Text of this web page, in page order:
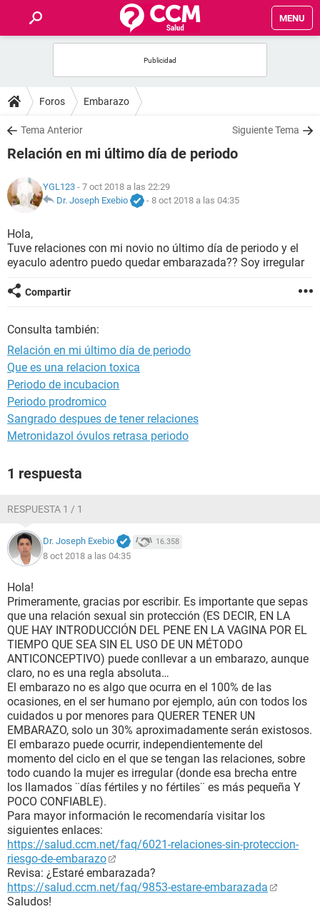
MENU
FOROS
SALUD
NUTRICIÓN
BIENESTAR
Foros Embarazo
Tema Anterior Siguiente Tema
Relación en mi último día de periodo
YGL123 - 7 oct 2018 a las 22:29
Dr. Joseph Exebio
- 8 oct 2018 a las 04:35
Hola,
Tuve relaciones con mi novio no último día de periodo y el
eyaculo adentro puedo quedar embarazada?? Soy irregular
Compartir
Consulta también:
Relación en mi último día de periodo
Que es una relacion toxica
Periodo de incubacion
Periodo prodromico
Sangrado despues de tener relaciones
Metronidazol óvulos retrasa periodo
1 respuesta
RESPUESTA 1 / 1
Dr. Joseph Exebio 16.358
8 oct 2018 a las 04:35
Hola!
Primeramente, gracias por escribir. Es importante que sepas
que una relación sexual sin protección (ES DECIR, EN LA
QUE HAY INTRODUCCIÓN DEL PENE EN LA VAGINA POR EL
TIEMPO QUE SEA SIN EL USO DE UN MÉTODO
ANTICONCEPTIVO) puede conllevar a un embarazo, aunque
claro, no es una regla absoluta…
El embarazo no es algo que ocurra en el 100% de las
ocasiones, en el ser humano por ejemplo, aún con todos los
cuidados u por menores para QUERER TENER UN
EMBARAZO, solo un 30% aproximadamente serán existosos.
El embarazo puede ocurrir, independientemente del
momento del ciclo en el que se tengan las relaciones, sobre
todo cuando la mujer es irregular (donde esa brecha entre
los llamados ¨días fértiles y no fértiles¨ es más pequeña Y
POCO CONFIABLE).
Para mayor información le recomendaría visitar los
siguientes enlaces:
https://salud.ccm.net/faq/6021-relaciones-sin-proteccion-
riesgo-de-embarazo
Revisa: ¿Estaré embarazada?
https://salud.ccm.net/faq/9853-estare-embarazada
Saludos!